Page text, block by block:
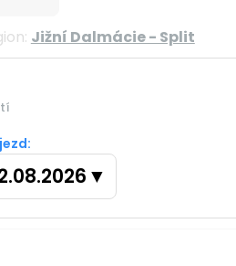
Jižní Dalmácie - Split
▼